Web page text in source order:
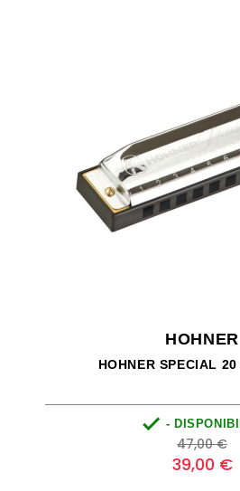
HOHNER
HOHNER SPECIAL
 -
Prezzo
base
47,00 €
39,00 €